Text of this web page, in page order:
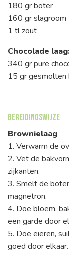
180 gr boter
160 gr slagroom
1 tl zout
Chocolade
340 gr pure
15 gr gesmolten
Bereidingswijze
Brownielaag
1. Verwarm de
2. Vet de
zijkanten.
3. Smelt de
magnetron.
4. Doe bloem,
een garde door
5. Doe eieren,
goed door elkaar.